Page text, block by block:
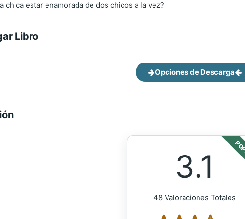
chica estar enamorada de dos chicos a la vez?
Libro
Opciones de Descarga
3.1
48 Valoraciones Totales